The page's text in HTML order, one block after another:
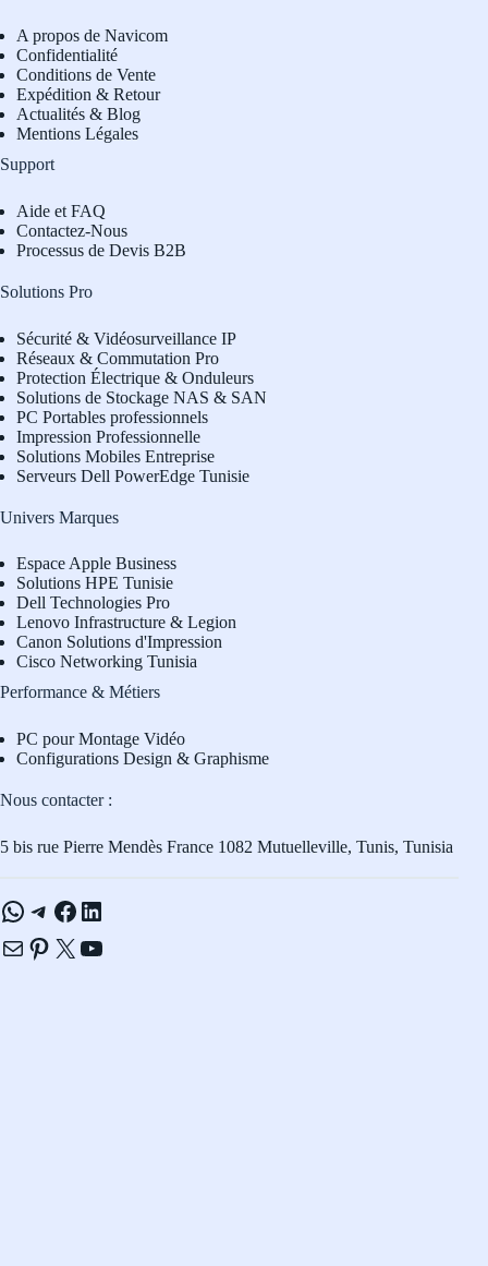
A propos de Navicom
Confidentialité
Conditions de Vente
Expédition & Retour
Actualités & Blog
Mentions Légales
Support
Aide et FAQ
Contactez-Nous
Processus de Devis B2B
Solutions Pro
Sécurité & Vidéosurveillance IP
Réseaux & Commutation Pro
Protection Électrique & Onduleurs
Solutions de Stockage NAS & SAN
PC Portables professionnels
Impression Professionnelle
Solutions Mobiles Entreprise
Serveurs Dell PowerEdge Tunisie
Univers Marques
Espace Apple Business
Solutions HPE Tunisie
Dell Technologies Pro
Lenovo Infrastructure & Legion
Canon Solutions d'Impression
Cisco Networking Tunisia
Performance & Métiers
PC pour Montage Vidéo
Configurations Design & Graphisme
Nous contacter :
5 bis rue Pierre Mendès France 1082 Mutuelleville, Tunis, Tunisia
WhatsApp
Telegram
Facebook
LinkedIn
E-mailPinterest
X YouTube